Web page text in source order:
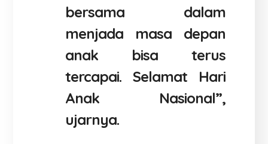
bersama dalam
menjada masa depan
anak bisa terus
tercapai. Selamat Hari
Anak Nasional”,
ujarnya.